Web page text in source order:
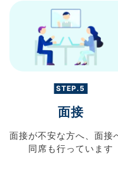
STEP.5
面接
面接が不安な方へ、 面接
同席も行っています